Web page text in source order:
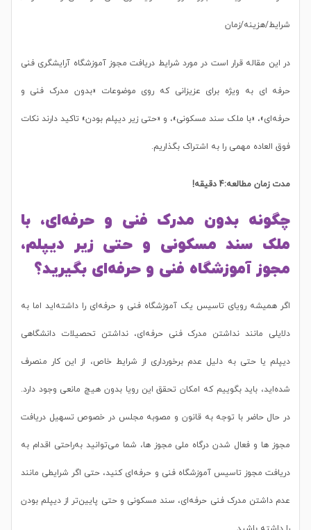
شرایط/هزینه/زمان
در این مقاله قرار است در مورد شرایط دریافت مجوز آموزشگاه آرایشگری فنی
حرفه ای به ویژه برای عزیزانی که روی موضوعات «بدون مدرک فنی و
حرفه‌ای»، «با ملک سند مسکونی»، و «حتی زیر دیپلم بودن» تاکید دارند نکات
فوق العاده مهمی را به اشتراک بگذاریم.
مدت زمان مطالعه:4 دقیقه!
چگونه بدون مدرک فنی و حرفه‌ای، با
ملک سند مسکونی و حتی زیر دیپلم،
مجوز آموزشگاه فنی و حرفه‌ای بگیرید؟
اگر همیشه رویای تاسیس یک آموزشگاه فنی و حرفه‌ای را داشته‌اید اما به
دلایلی مانند نداشتن مدرک فنی حرفه‌ای، نداشتن تحصیلات دانشگاهی
دیپلم یا حتی به دلیل عدم برخورداری از شرایط خاص، از این کار منصرف
شده‌اید، باید بگوییم که امکان تحقق این رویا بدون هیچ مانعی وجود دارد.
در حال حاضر با توجه به قانون و مصوبه مجلس در خصوص تسهیل دریافت
مجوز ها و فعال شدن درگاه ملی مجوز ها، شما می‌توانید به‌راحتی اقدام به
دریافت مجوز تاسیس آموزشگاه فنی و حرفه‌ای کنید، حتی اگر شرایطی مانند
عدم داشتن مدرک فنی حرفه‌ای، سند مسکونی و حتی پایین‌تر از دیپلم بودن